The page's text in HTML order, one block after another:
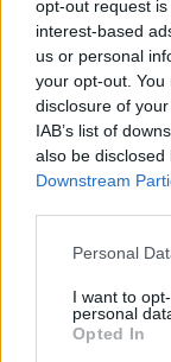
opt-out request
interest-based
us or personal
your opt-out.
disclosure of
IAB’s list of
also be
Downstream
Personal
I want to
personal
Opted In
Condividi:
Stampa
Armati di